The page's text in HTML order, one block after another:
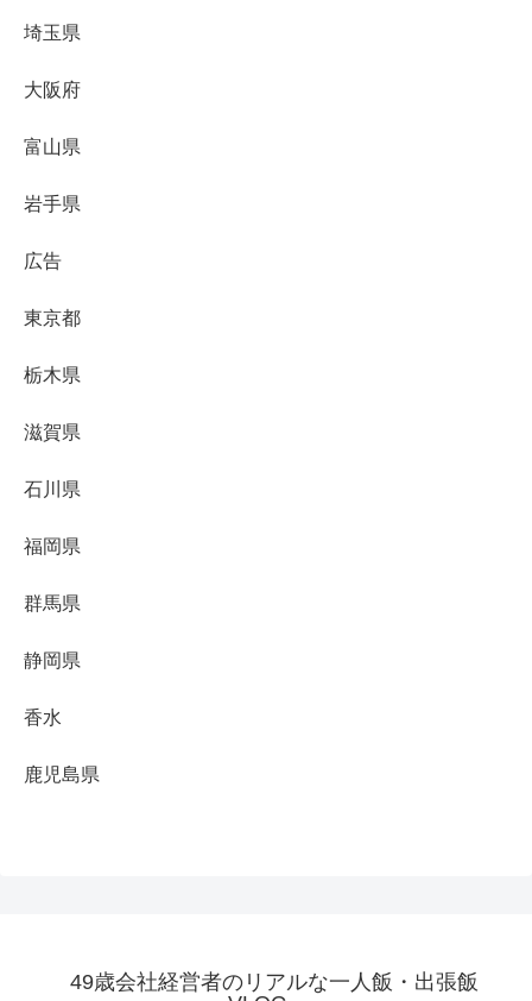
埼玉県
大阪府
富山県
岩手県
広告
東京都
栃木県
滋賀県
石川県
福岡県
群馬県
静岡県
香水
鹿児島県
49歳会社経営者のリアルな一人飯・出張飯